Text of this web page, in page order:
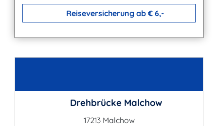
Reiseversicherung ab € 6,-
Drehbrücke Malchow
17213 Malchow